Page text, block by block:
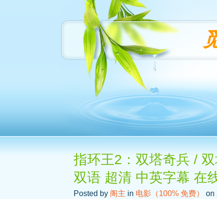
指环王2：双塔奇兵 /
双语 超清 中英字幕 在
Posted by 阁主 in 电影（100% 免费）
on